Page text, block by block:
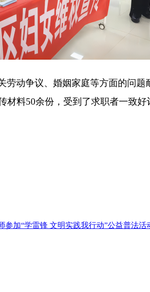
动争议、婚姻家庭等方面的问
材料50余份，受到了求职者一致好
参加“学雷锋 文明实践我行动”公益普法活